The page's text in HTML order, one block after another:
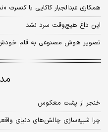
همکاری عبدالجبار کاکایی با کنسرت
این داغ هیچ‌وقت سرد نشد
تصویر هوش مصنوعی به قلم
خنجر از پشت معکوس
چرا شبیه‏‏‌سازی چالش‏‏‌های دنیای